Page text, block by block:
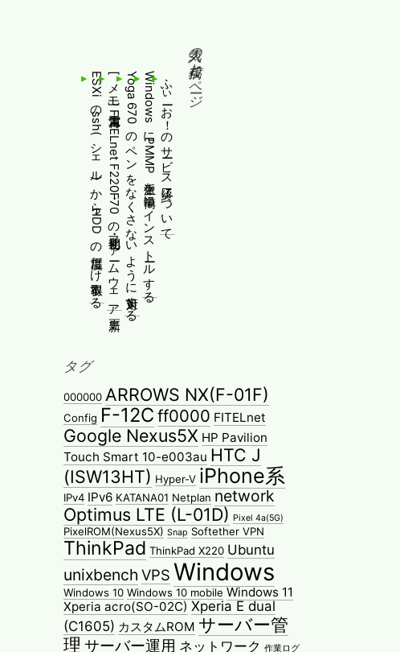
人気の投稿とページ
ふぃーお！のサービス終了について
WindowsにPMMP派生を簡単にインストールする
Yoga 670のペンをなくさないように対策する
[メモ]古河電工 FITELnet F220・F70の初期化・ファームウェア更新
ESXiのssh(シェル)からHDDの温度だけ取得する
タグ
000000 ARROWS NX(F-01F)
Config F-12C ff0000 FITELnet
Google Nexus5X HP Pavilion
Touch Smart 10-e003au HTC J
(ISW13HT) Hyper-V iPhone系
IPv4 IPv6 KATANA01 Netplan network
Optimus LTE (L-01D) Pixel 4a(5G)
PixelROM(Nexus5X) Snap Softether VPN
ThinkPad ThinkPad X220 Ubuntu
unixbench VPS Windows
Windows 10 Windows 10 mobile Windows 11
Xperia acro(SO-02C) Xperia E dual
(C1605) カスタムROM サーバー管
理 サーバー運用 ネットワーク 作業ログ